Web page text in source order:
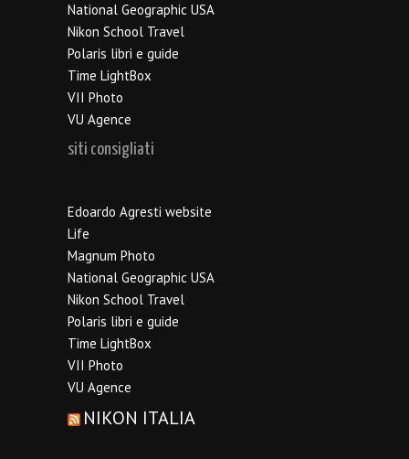
National Geographic USA
Nikon School Travel
Polaris libri e guide
Time LightBox
VII Photo
VU Agence
siti consigliati
Edoardo Agresti website
Life
Magnum Photo
National Geographic USA
Nikon School Travel
Polaris libri e guide
Time LightBox
VII Photo
VU Agence
NIKON ITALIA